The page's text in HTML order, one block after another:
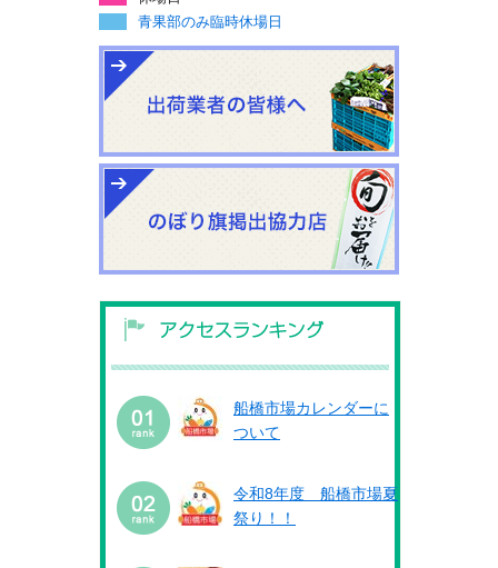
青果部のみ臨時休場日
船橋市場カレンダーに
ついて
令和8年度 船橋市場夏
祭り！！